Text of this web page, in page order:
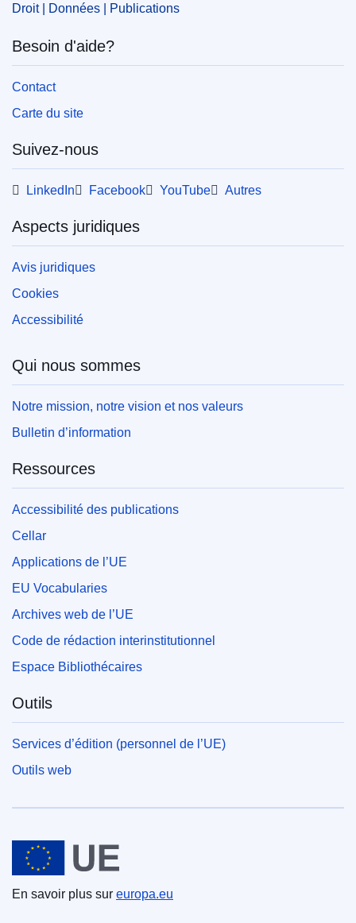
Droit | Données | Publications
Besoin d'aide?
Contact
Carte du site
Suivez-nous
LinkedIn Facebook YouTube Autres
Aspects juridiques
Avis juridiques
Cookies
Accessibilité
Qui nous sommes
Notre mission, notre vision et nos valeurs
Bulletin d’information
Ressources
Accessibilité des publications
Cellar
Applications de l’UE
EU Vocabularies
Archives web de l’UE
Code de rédaction interinstitutionnel
Espace Bibliothécaires
Outils
Services d’édition (personnel de l’UE)
Outils web
Union européenne
En savoir plus sur europa.eu